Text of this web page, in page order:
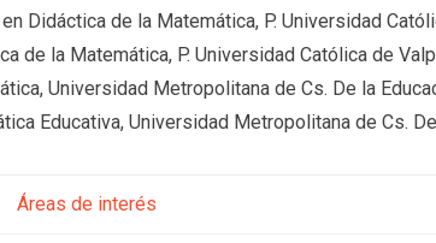
Didáctica de la Matemática, P. Universidad
de la Matemática, P. Universidad Católica de
Universidad Metropolitana de Cs. De la
Educativa, Universidad Metropolitana de Cs.
Áreas de interés